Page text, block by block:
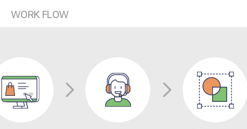
WORK FLOW